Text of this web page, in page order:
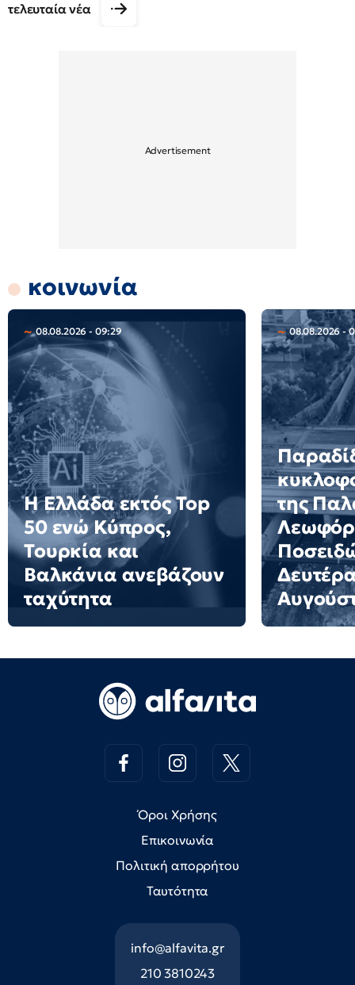
τελευταία νέα
κοινωνία
08.08.2026 - 09:29
Η Ελλάδα εκτός Top
50 ενώ Κύπρος,
Τουρκία και
Βαλκάνια ανεβάζουν
ταχύτητα
08.08.2026 -
της
Όροι Χρήσης
Επικοινωνία
Πολιτική απορρήτου
Ταυτότητα
info@alfavita.gr
210 3810243